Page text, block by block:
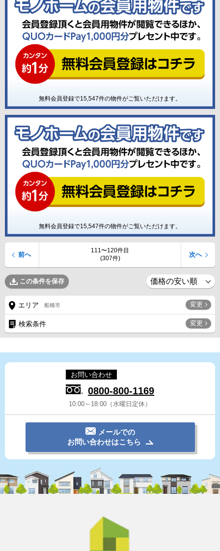
無料会員登録で15,547件の物件がご覧いただけます。
無料会員登録で15,547件の物件がご覧いただけます。
111〜120件目
(307件)
前へ 次へ
この条件を保存
エリア 船橋市 変更
検索条件 変更
お問い合わせ
0800-800-1169
10:00～18:00（水曜日定休）
メールでの
お問い合わせはこちら